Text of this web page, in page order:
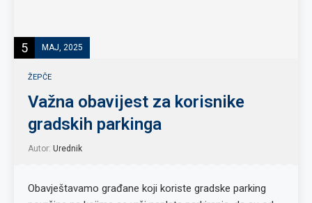
5 MAJ, 2025
ŽEPČE
Važna obavijest za korisnike
gradskih parkinga
Autor: Urednik
Obavještavamo građane koji koriste gradske parking